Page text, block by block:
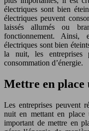
électriques sont bien
électriques peuvent
laissés allumés ou
fonctionnement. Ainsi,
électriques sont bien
la nuit, les entreprises
consommation d’énergie.
Mettre en place
Les entreprises peuvent
nuit en mettant en place
important de mettre en